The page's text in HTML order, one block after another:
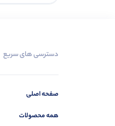
دسترسی های سریع
صفحه اصلی
همه محصولات